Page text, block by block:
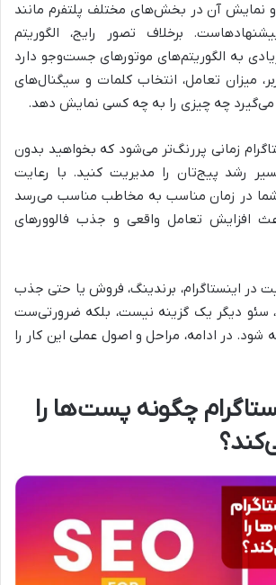
نمایش آن در بخش‌های مختلف پلتفرم مانند
برخلاف تصور رایج، الگوریتم
به الگوریتم‌های موتورهای جست‌وجو دارد
میزان تعامل، انتخاب کلمات و سیگنال‌های
چه چیزی را به چه کسی نمایش دهد.
زمانی پررنگ‌تر می‌شود که بخواهید بدون
رشد پیج‌تان را مدیریت کنید. با رعایت
در زمان مناسب به مخاطب مناسب می‌رسد
افزایش تعامل واقعی و جذب فالوورهای
در اینستاگرام، برندینگ، فروش یا حتی جذب
دیگر یک گزینه نیست، بلکه ضرورتی‌ست
شود. در ادامه، مراحل و اصول عملی این کار را
چگونه پست‌ها را